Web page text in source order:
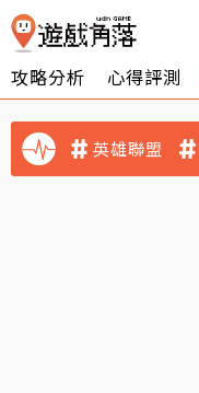
攻略分析 心得評測
英雄聯盟